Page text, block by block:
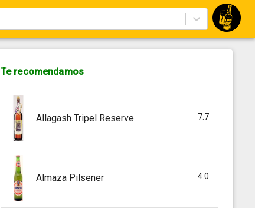
Te recomendamos
Allagash Tripel Reserve 7.7
Almaza Pilsener 4.0